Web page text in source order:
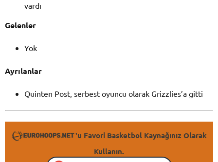
vardı
Gelenler
Yok
Ayrılanlar
Quinten Post, serbest oyuncu olarak Grizzlies’a gitti
'u Favori Basketbol Kaynağınız Olarak
Kullanın.